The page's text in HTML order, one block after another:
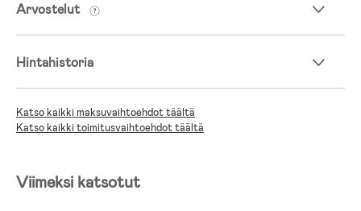
Arvostelut
Hintahistoria
Katso kaikki maksuvaihtoehdot täältä
Katso kaikki toimitusvaihtoehdot täältä
Viimeksi katsotut